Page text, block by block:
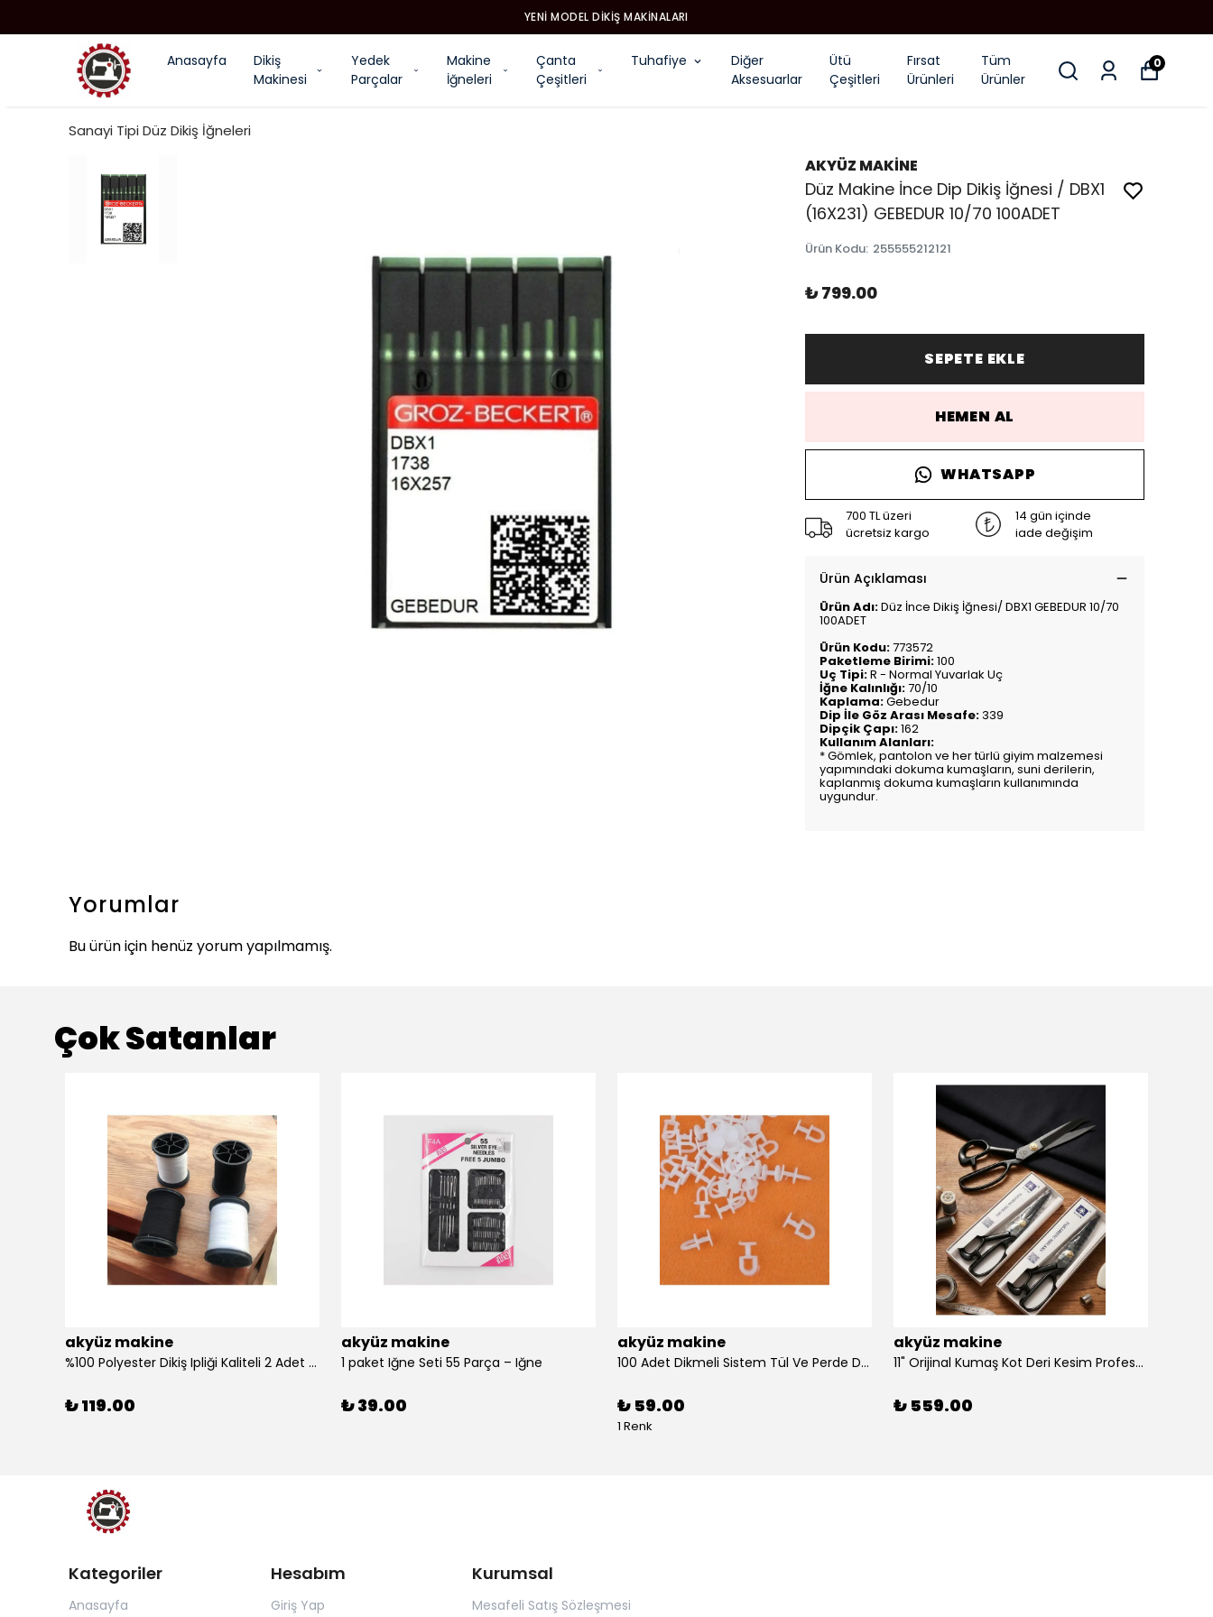
YENI MODEL DIKIŞ MAKINALARI
Anasayfa
Dikiş
Makinesi
Yedek
Parçalar
Makine
İğneleri
Çanta
Çeşitleri
Tuhafiye
Diğer
Aksesuarlar
Ütü
Çeşitleri
Fırsat
Ürünleri
Tüm
Ürünler
0
Sanayi Tipi Düz Dikiş İğneleri
AKYÜZ MAKİNE
Düz Makine İnce Dip Dikiş İğnesi / DBX1
(16X231) GEBEDUR 10/70 100ADET
Ürün Kodu: 255555212121
₺ 799.00
SEPETE EKLE
HEMEN AL
WHATSAPP
700 TL üzeri
ücretsiz kargo
14 gün içinde
iade değişim
Ürün Açıklaması
Ürün Adı:Düz İnce Dikiş İğnesi/ DBX1 GEBEDUR 10/70
100ADET
Ürün Kodu:773572
Paketleme Birimi:100
Uç Tipi:R - Normal Yuvarlak Uç
İğne Kalınlığı:70/10
Kaplama:Gebedur
Dip İle Göz Arası Mesafe:339
Dipçik Çapı:162
Kullanım Alanları:
* Gömlek, pantolon ve her türlü giyim malzemesi
yapımındaki dokuma kumaşların, suni derilerin,
kaplanmış dokuma kumaşların kullanımında
uygundur.
Yorumlar
Bu ürün için henüz yorum yapılmamış.
Çok Satanlar
akyüz makine
%100 Polyester Dikiş Ipliği Kaliteli 2 Adet Farklı Makara Ip Dikiş İpi Siyah&Beyaz 2'Li Set
₺ 119.00
akyüz makine
1 paket Iğne Seti 55 Parça – Iğne
₺ 39.00
akyüz makine
100 Adet Dikmeli Sistem Tül Ve Perde Düğmesi Korniş Halkası
₺ 59.00
1 Renk
akyüz makine
11" Orijinal Kumaş Kot Deri Kesim Profesyonel Terzi Makası, Dövme Alaşımlı Çelik Premium
₺ 559.00
Kategoriler
Anasayfa
Hesabım
Giriş Yap
Kurumsal
Mesafeli Satış Sözleşmesi